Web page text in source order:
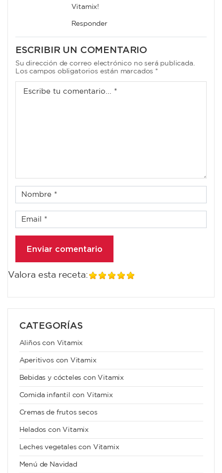
Vitamix!
Responder
ESCRIBIR UN COMENTARIO
Su dirección de correo electrónico no será publicada.
Los campos obligatorios están marcados *
Valora esta receta:
CATEGORÍAS
Aliños con Vitamix
Aperitivos con Vitamix
Bebidas y cócteles con Vitamix
Comida infantil con Vitamix
Cremas de frutos secos
Helados con Vitamix
Leches vegetales con Vitamix
Menú de Navidad